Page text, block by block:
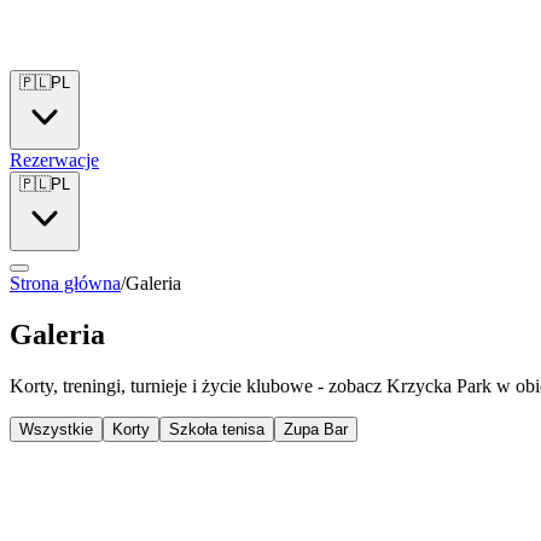
🇵🇱PL
Rezerwacje
🇵🇱PL
Strona główna/Galeria
Galeria
Korty, treningi, turnieje i życie klubowe - zobacz Krzycka Park w
Wszystkie Korty Szkoła tenisa Zupa Bar